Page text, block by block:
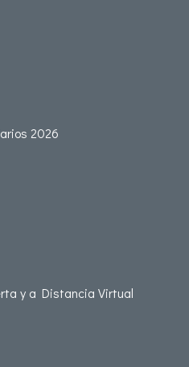
2026
y a Distancia Virtual